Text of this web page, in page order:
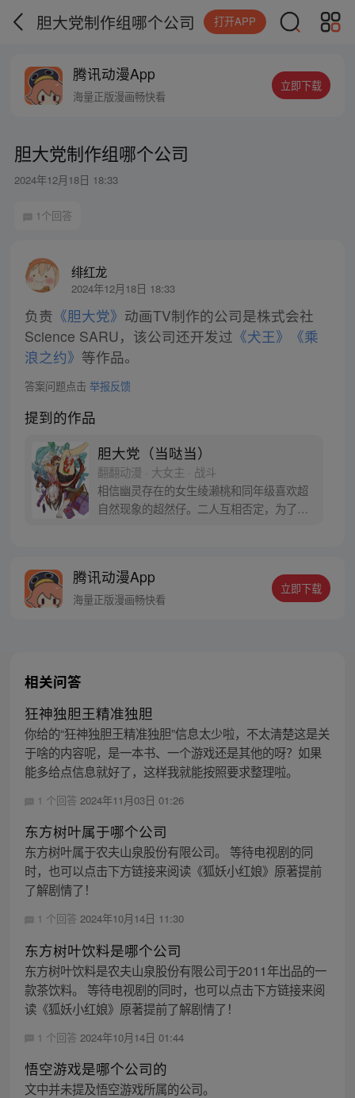
胆大党制作组哪个公司 打开APP
腾讯动漫App
海量正版漫画畅快看
立即下载
胆大党制作组哪个公司
2024年12月18日 18:33
1个回答
绯红龙
2024年12月18日 18:33
负责 《胆大党》 动画TV制作的公司是株式会社
Science SARU，该公司还开发过 《犬王》
《乘
浪之约》 等作品。
答案问题点击 举报反馈
提到的作品
胆大党（当哒当）
翻翻动漫 · 大女主 · 战斗
相信幽灵存在的女生绫濑桃和同年级喜欢超
自然现象的超然仔。二人互相否定，为了让
腾讯动漫App
海量正版漫画畅快看
立即下载
相关问答
狂神独胆王精准独胆
你给的“狂神独胆王精准独胆”信息太少啦，不太清楚这是关
于啥的内容呢，是一本书、一个游戏还是其他的呀？如果
能多给点信息就好了，这样我就能按照要求整理啦。
1 个回答 2024年11月03日 01:26
东方树叶属于哪个公司
东方树叶属于农夫山泉股份有限公司。 等待电视剧的同
时，也可以点击下方链接来阅读《狐妖小红娘》原著提前
了解剧情了！
1 个回答 2024年10月14日 11:30
东方树叶饮料是哪个公司
东方树叶饮料是农夫山泉股份有限公司于2011年出品的一
款茶饮料。 等待电视剧的同时，也可以点击下方链接来阅
读《狐妖小红娘》原著提前了解剧情了！
1 个回答 2024年10月14日 01:44
悟空游戏是哪个公司的
文中并未提及悟空游戏所属的公司。